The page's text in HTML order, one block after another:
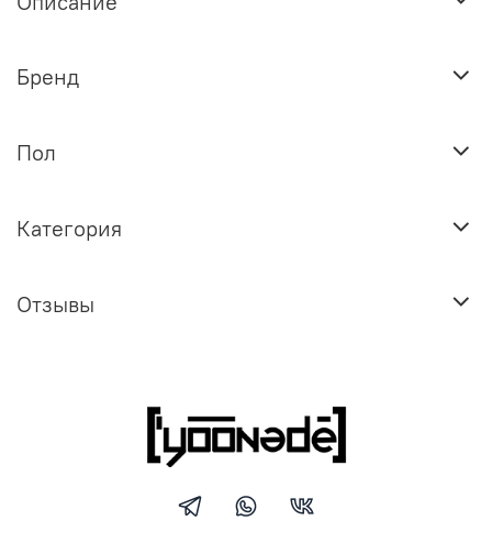
Бренд
Пол
Категория
Отзывы